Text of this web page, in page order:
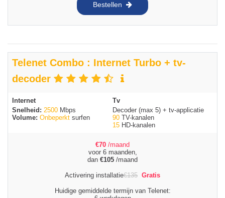
Bestellen
Telenet Combo : Internet Turbo + tv-
decoder
Internet
Snelheid: 2500 Mbps
Volume: Onbeperkt surfen
Tv
Decoder (max 5) + tv-applicatie
90 TV-kanalen
15 HD-kanalen
€70 /maand
voor 6 maanden,
dan €105 /maand
Activering installatie€135 Gratis
Huidige gemiddelde termijn van Telenet: